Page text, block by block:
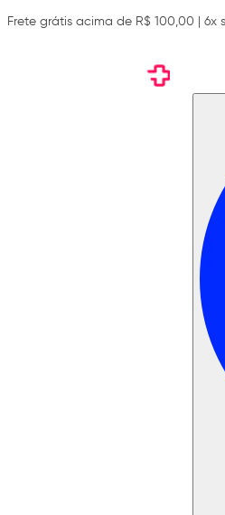
Frete grátis acima de R$ 100,00 | 6x